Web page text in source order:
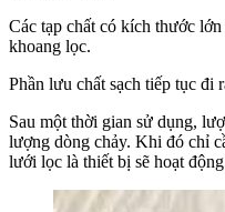
Các tạp chất có kích thước
khoang lọc.
Phần lưu chất sạch tiếp tục đi
Sau một thời gian sử dụng,
lượng dòng chảy. Khi đó chỉ
lưới lọc là thiết bị sẽ hoạt